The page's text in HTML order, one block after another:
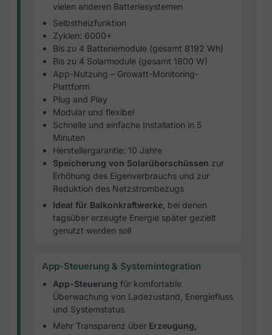
vielen anderen Batteriesystemen
Selbstheizfunktion
Zyklen: 6000+
Bis zu 4 Batteriemodule (gesamt 8192 Wh)
Bis zu 4 Solarmodule (gesamt 1800 W)
App-Nutzung – Growatt-Monitoring-
Plattform
Plug and Play
Modular und flexibel
Schnelle und einfache Installation in 5
Minuten
Herstellergarantie: 10 Jahre
Speicherung von Solarüberschüssen zur
Erhöhung des Eigenverbrauchs und zur
Reduktion des Netzstrombezugs
Ideal für Balkonkraftwerke , bei denen
tagsüber erzeugte Energie später gezielt
genutzt werden soll
App-Steuerung & Systemintegration
App-Steuerung für komfortable
Überwachung von Ladezustand, Energiefluss
und Systemstatus
Mehr Transparenz über Erzeugung,